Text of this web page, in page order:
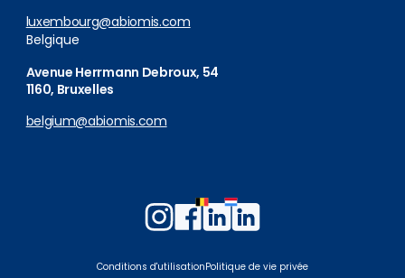
luxembourg@abiomis.com
Belgique
Avenue Herrmann Debroux, 54
1160, Bruxelles
belgium@abiomis.com
Follow
us
on
Follow
us
on
Follow
us
on
Follow
us
Conditions d'utilisationPolitique de vie privée